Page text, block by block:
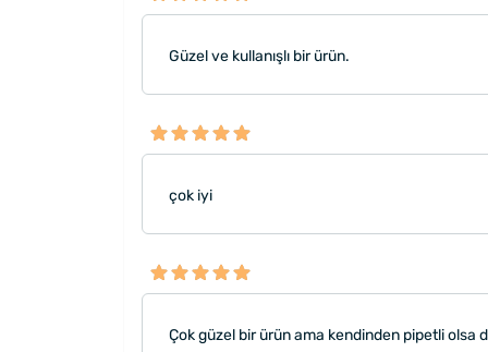
Güzel ve kullanışlı bir ürün.
çok iyi
Çok güzel bir ürün ama kendinden pipetli olsa